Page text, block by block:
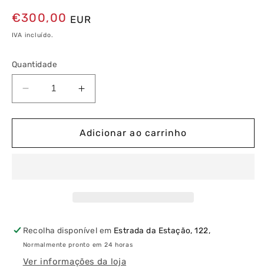
Preço
normal
€300,00 EUR
IVA incluído.
Quantidade
Diminuir
a
quantidade
Abajur
Aumentar
a
quantidade
de
Abajur
Adicionar ao carrinho
Recolha disponível em Estrada da Estação, 122,
Normalmente pronto em 24 horas
Ver informações da loja